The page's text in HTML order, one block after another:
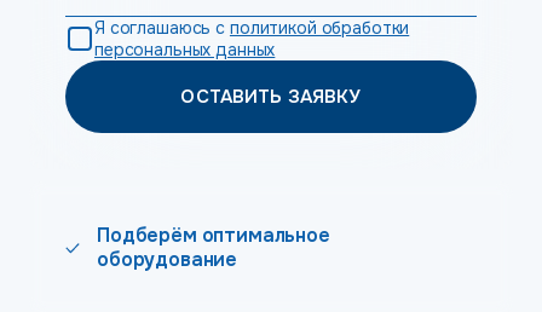
Я соглашаюсь с политикой обработки
персональных данных
ОСТАВИТЬ ЗАЯВКУ
Подберём оптимальное
оборудование